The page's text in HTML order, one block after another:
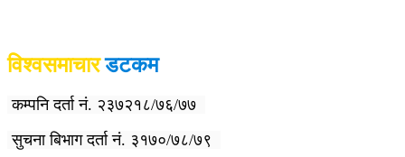
विश्वसमाचारडटकम
कम्पनि दर्ता नं. २३७२१८/७६/७७
सुचना बिभाग दर्ता नं. ३१७०/७८/७९